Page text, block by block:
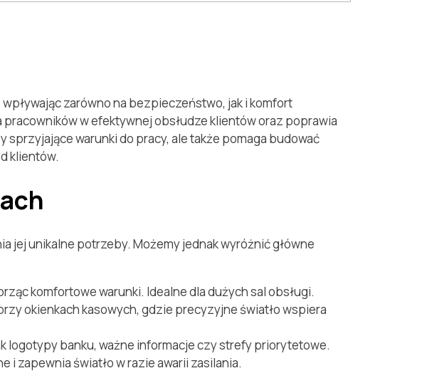
zarówno na bezpieczeństwo, jak i komfort
pracowników w efektywnej obsłudze klientów oraz poprawia
warunki do pracy, ale także pomaga budować
klientów.
jej unikalne potrzeby. Możemy jednak wyróżnić główne
komfortowe warunki. Idealne dla dużych sal obsługi.
okienkach kasowych, gdzie precyzyjne światło wspiera
logotypy banku, ważne informacje czy strefy priorytetowe.
zapewnia światło w razie awarii zasilania.